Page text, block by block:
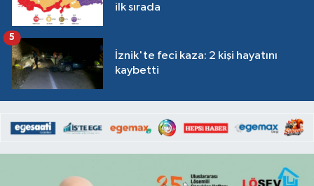
ilk sırada
İznik'te feci kaza: 2 kişi hayatını
kaybetti
5